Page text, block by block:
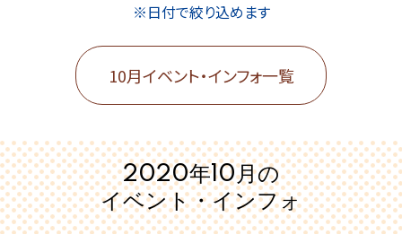
※日付で絞り込めます
10月イベント・インフォ一覧
2020年10月の
イベント・インフォ